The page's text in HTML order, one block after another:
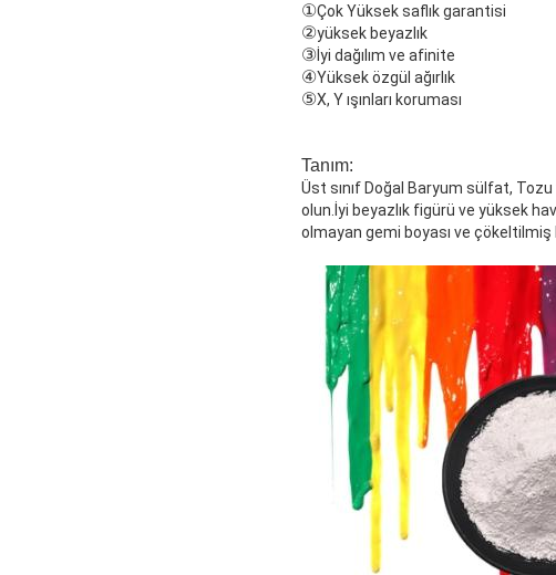
①Çok Yüksek saflık garantisi
②yüksek beyazlık
③İyi dağılım ve afinite
④Yüksek özgül ağırlık
⑤X, Y ışınları koruması
Tanım:
Üst sınıf Doğal Baryum sülfat,
olun.İyi beyazlık figürü ve yüksek
olmayan gemi boyası ve